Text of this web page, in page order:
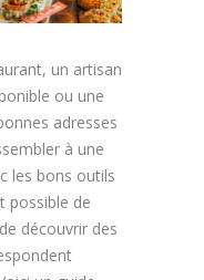
un artisan
ou une
adresses
à une
les bons outils
possible de
découvrir des